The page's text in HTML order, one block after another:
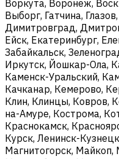
Воркута, Воронеж,
Выборг, Гатчина,
Димитровград,
Ейск, Екатеринбург,
Забайкальск,
Иркутск, Йошкар-Ола,
Каменск-Уральский,
Качканар, Кемерово,
Клин, Клинцы, Ковров,
на-Амуре, Кострома,
Краснокамск,
Курск, Ленинск-
Магнитогорск, Майкоп,